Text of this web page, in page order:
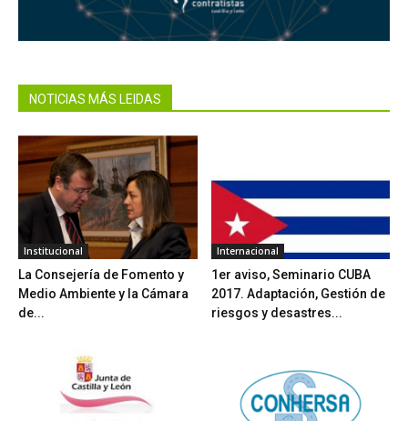
NOTICIAS MÁS LEIDAS
Institucional
La Consejería de Fomento y
Medio Ambiente y la Cámara
de...
Internacional
1er aviso, Seminario CUBA
2017. Adaptación, Gestión de
riesgos y desastres...